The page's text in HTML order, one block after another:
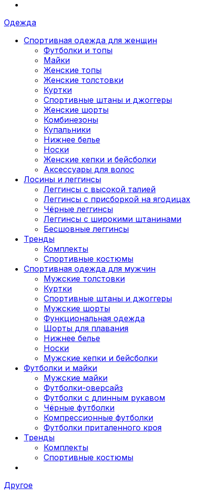
Одежда
Спортивная одежда для женщин
Футболки и топы
Майки
Женские топы
Женские толстовки
Куртки
Спортивные штаны и джоггеры
Женские шорты
Комбинезоны
Купальники
Нижнее белье
Носки
Женские кепки и бейсболки
Аксессуары для волос
Лосины и леггинсы
Леггинсы с высокой талией
Леггинсы с присборкой на ягодицах
Чёрные леггинсы
Леггинсы с широкими штанинами
Бесшовные леггинсы
Тренды
Комплекты
Спортивные костюмы
Спортивная одежда для мужчин
Мужские толстовки
Куртки
Спортивные штаны и джоггеры
Мужские шорты
Функциональная одежда
Шорты для плавания
Нижнее белье
Носки
Мужские кепки и бейсболки
Футболки и майки
Мужские майки
Футболки-оверсайз
Футболки с длинным рукавом
Чёрные футболки
Компрессионные футболки
Футболки приталенного кроя
Тренды
Комплекты
Спортивные костюмы
Другое